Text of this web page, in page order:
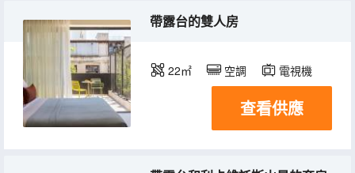
帶露台的雙人房
22㎡ 空調 電視機
查看供應